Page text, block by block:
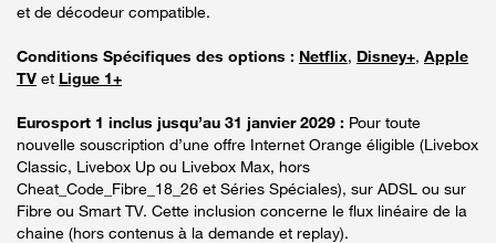
et de décodeur compatible.
Conditions Spécifiques des options : Netflix, Disney+, Apple
TV et Ligue 1+
Eurosport 1 inclus jusqu’au 31 janvier 2029 : Pour toute
nouvelle souscription d’une offre Internet Orange éligible (Livebox
Classic, Livebox Up ou Livebox Max, hors
Cheat_Code_Fibre_18_26 et Séries Spéciales), sur ADSL ou sur
Fibre ou Smart TV. Cette inclusion concerne le flux linéaire de la
chaine (hors contenus à la demande et replay).